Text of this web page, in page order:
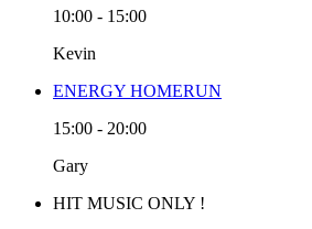
10:00 - 15:00
Kevin
ENERGY HOMERUN
15:00 - 20:00
Gary
HIT MUSIC ONLY !